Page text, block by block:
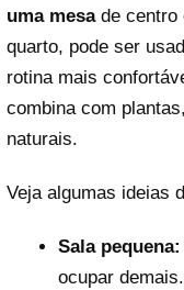
uma mesade centro
quarto, pode ser
rotina mais
combina com
naturais.
Veja algumas ideias
Sala pequena:
ocupar demais.